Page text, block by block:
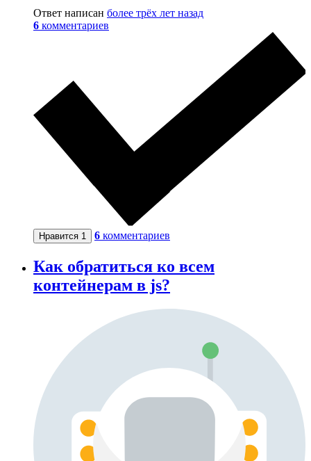
Ответ написан более трёх лет назад
6 комментариев
Нравится 1 6 комментариев
Как обратиться ко всем
контейнерам в js?